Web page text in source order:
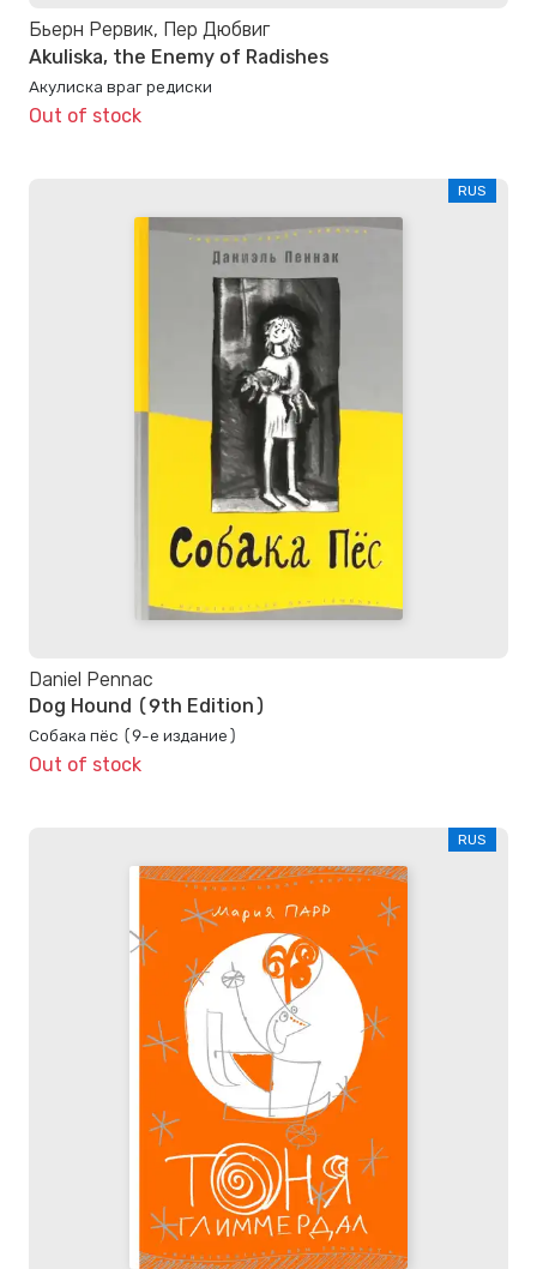
Бьерн Рервик, Пер Дюбвиг
Akuliska, the Enemy of Radishes
Акулиска враг редиски
Out of stock
RUS
Daniel Pennac
Dog Hound (9th Edition)
Собака пёс (9-е издание)
Out of stock
RUS